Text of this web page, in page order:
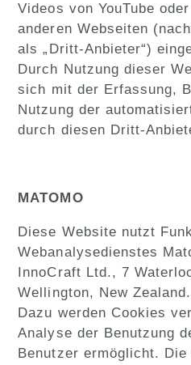
Videos von YouTube
anderen Webseiten
als „Dritt-Anbieter“)
Durch Nutzung dieser
sich mit der Erfassung,
Nutzung der
durch diesen Dritt-
MATOMO
Diese Website nutzt
Webanalysedienstes
InnoCraft Ltd., 7
Wellington, New Zealand.
Dazu werden Cookies
Analyse der Benutzung
Benutzer ermöglicht. Die